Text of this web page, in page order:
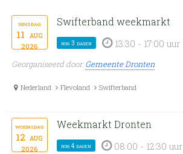
dinsdag
11 aug
2026
Swifterband weekmarkt
nog 3 dagen 13:30 - 17:00 uur
Georganiseerd door:Gemeente Dronten
Nederland Flevoland Swifterband
woensdag
12 aug
2026
Weekmarkt Dronten
nog 4 dagen 08:00 - 12:30 uur